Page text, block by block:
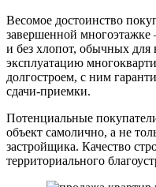
Весомое достоинство
завершенной многоэтажке
и без хлопот, обычных
эксплуатацию
долгостроем, с ним
сдачи-приемки.
Потенциальные
объект самолично, а не
застройщика. Качество
территориального